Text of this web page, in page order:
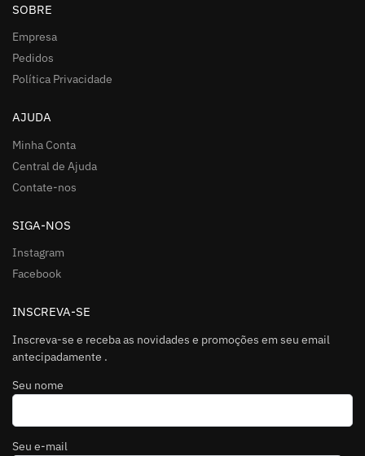
SOBRE
Empresa
Pedidos
Política Privacidade
AJUDA
Minha Conta
Central de Ajuda
Contate-nos
SIGA-NOS
Instagram
Facebook
INSCREVA-SE
Inscreva-se e receba as novidades e promoções em seu email
antecipadamente .
Seu nome
Seu e-mail